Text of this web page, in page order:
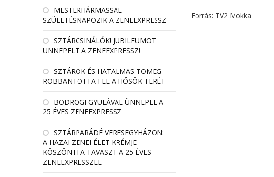
MESTERHÁRMASSAL
SZÜLETÉSNAPOZIK A ZENEEXPRESSZ
SZTÁRCSINÁLÓK! JUBILEUMOT
ÜNNEPELT A ZENEEXPRESSZ!
SZTÁROK ÉS HATALMAS TÖMEG
ROBBANTOTTA FEL A HŐSÖK TERÉT
BODROGI GYULÁVAL ÜNNEPEL A
25 ÉVES ZENEEXPRESSZ
SZTÁRPARÁDÉ VERESEGYHÁZON:
A HAZAI ZENEI ÉLET KRÉMJE
KÖSZÖNTI A TAVASZT A 25 ÉVES
ZENEEXPRESSZEL
Forrás: TV2 Mokka